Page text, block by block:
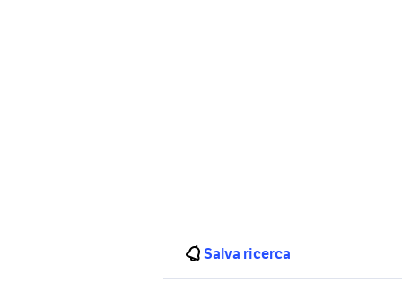
Salva ricerca